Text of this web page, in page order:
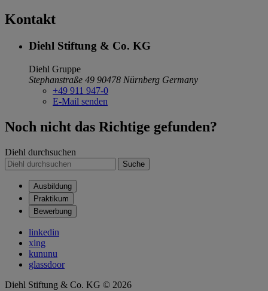
Kontakt
Diehl Stiftung & Co. KG
Diehl Gruppe
Stephanstraße 49 90478 Nürnberg Germany
+49 911 947-0
E-Mail senden
Noch nicht das Richtige gefunden?
Diehl durchsuchen
Suche
Ausbildung
Praktikum
Bewerbung
linkedin
xing
kununu
glassdoor
Diehl Stiftung & Co. KG © 2026